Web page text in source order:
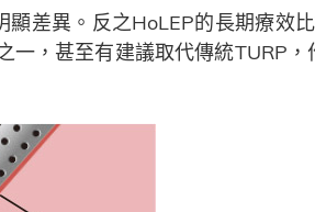
差異。反之HoLEP的長期療效
，甚至有建議取代傳統TURP